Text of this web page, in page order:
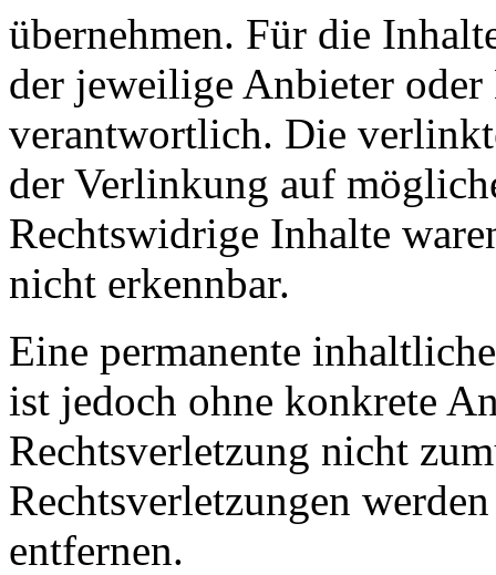
übernehmen. Für die
der jeweilige Anbieter oder
verantwortlich. Die
der Verlinkung auf
Rechtswidrige Inhalte
nicht erkennbar.
Eine permanente
ist jedoch ohne konkrete
Rechtsverletzung nicht
Rechtsverletzungen
entfernen.